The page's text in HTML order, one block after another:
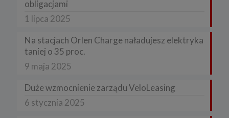
obligacjami
1 lipca 2025
Na stacjach Orlen Charge naładujesz elektryka
taniej o 35 proc.
9 maja 2025
Duże wzmocnienie zarządu VeloLeasing
6 stycznia 2025